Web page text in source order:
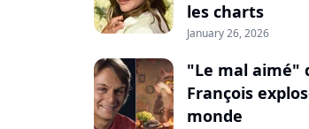
les charts
January 26, 2026
"Le mal aimé"
François
monde